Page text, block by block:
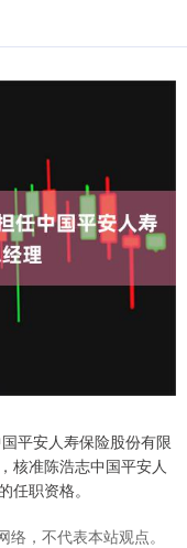
平安人寿保险股份有限
核准陈浩志中国平安人
职资格。
，不代表本站观点。